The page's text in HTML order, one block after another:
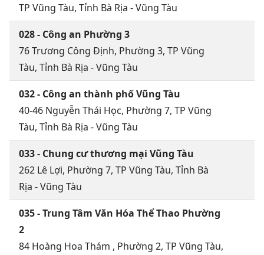
TP Vũng Tàu, Tỉnh Bà Rịa - Vũng Tàu
028 - Công an Phường 3
76 Trương Công Định, Phường 3, TP Vũng
Tàu, Tỉnh Bà Rịa - Vũng Tàu
032 - Công an thành phố Vũng Tàu
40-46 Nguyễn Thái Học, Phường 7, TP Vũng
Tàu, Tỉnh Bà Rịa - Vũng Tàu
033 - Chung cư thương mại Vũng Tàu
262 Lê Lợi, Phường 7, TP Vũng Tàu, Tỉnh Bà
Rịa - Vũng Tàu
035 - Trung Tâm Văn Hóa Thể Thao Phường
2
84 Hoàng Hoa Thám , Phường 2, TP Vũng Tàu,